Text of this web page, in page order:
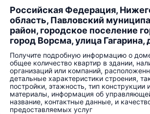
Российская Федерация,
область, Павловский
район, городское поселение
город Ворсма, улица Гагарина,
Получите подробную информацию о
общее количество квартир в здании,
организаций или компаний,
детальные характеристики строения,
постройки, этажность, тип конструкции
материалы, информация об
название, контактные данные, и
предоставляемых услуг